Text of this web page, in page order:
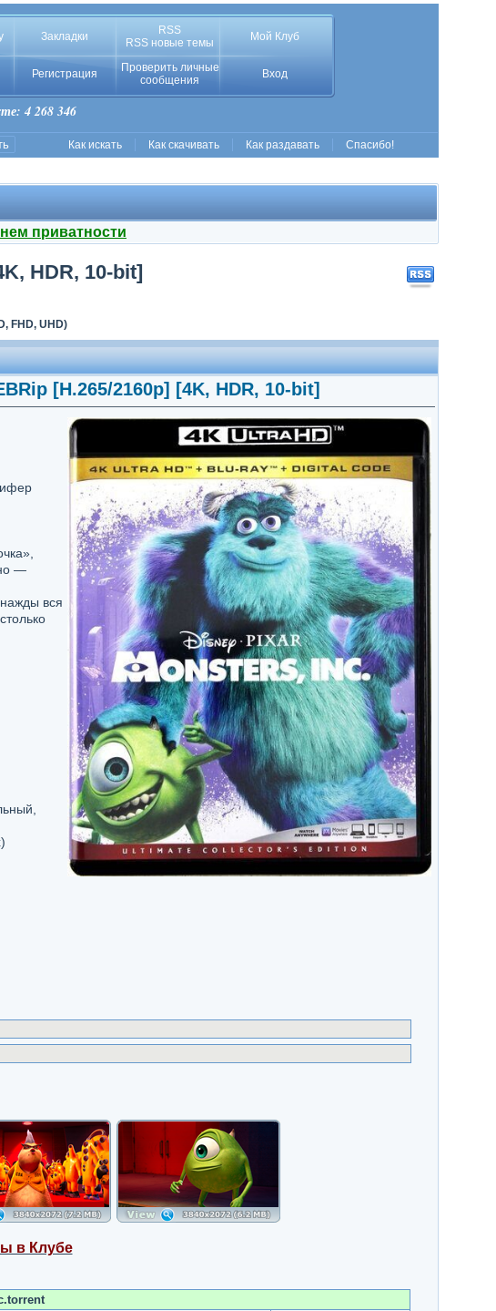
Закладки
RSS
RSS новые темы
Мой Клуб
Регистрация
Проверить личные
сообщения
Вход
4 268 346
Как искать Как скачивать Как раздавать Спасибо!
приватности
HDR, 10-bit]
FHD, UHD)
[H.265/2160p] [4K, HDR, 10-bit]
—
вся
в Клубе